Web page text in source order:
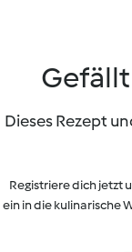
Dieses Rezept
Registriere dich jetzt
ein in die kulinarische